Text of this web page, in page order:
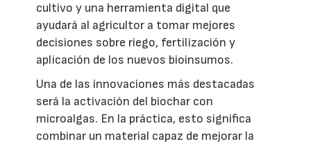
cultivo y una herramienta digital que
ayudará al agricultor a tomar mejores
decisiones sobre riego, fertilización y
aplicación de los nuevos bioinsumos.
Una de las innovaciones más destacadas
será la activación del biochar con
microalgas. En la práctica, esto significa
combinar un material capaz de mejorar la